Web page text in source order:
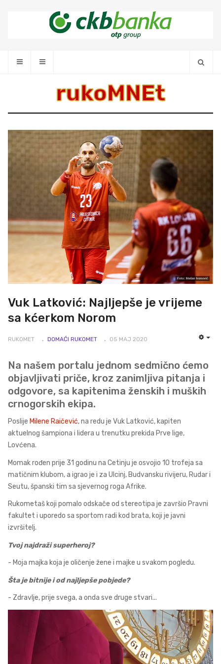
rukoMNEt
Vuk Latković: Najljepše je vrijeme
sa kćerkom Norom
RUKOMET DOMAĆI RUKOMET 05 MAJ 2020
Na našem portalu jednom sedmično ćemo
objavljivati priče, kroz zanimljiva pitanja i
odgovore, sa kapitenima ženskih i muških
crnogorskih ekipa.
Poslije Milene Raičević, na redu je Vuk Latković, kapiten
aktuelnog šampiona i lidera u trenutku prekida Prve lige,
Lovćena.
Momak rođen prije 31 godinu na Cetinju je osvojio 10 trofeja sa
matičnim klubom, a igrao je i za Ulcinj, Budvansku rivijeru, Rudar i
Seutu, španski tim sa sjevernog roga Afrike.
Rukometaš koji pomalo odskače od stereotipa je završio Pravni
fakultet i uporedo sa sportom radi kod brata, koji je javni
izvršitelj.
Tvoj najdraži superheroj?
- Moja majka koja je oličenje žene i majke u svakom pogledu.
Šta je bitnije i od najljepše pobjede?
- Zdravlje, prije svega, a onda sve druge stvari...